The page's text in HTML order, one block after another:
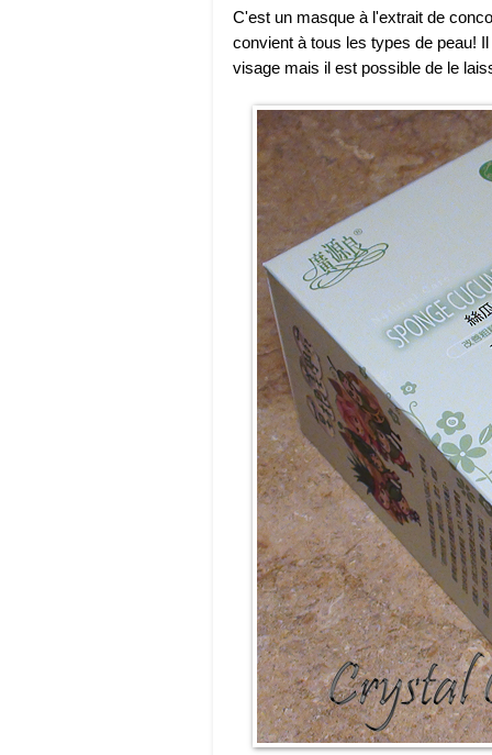
C'est un masque à l'extrait de
convient à tous les types de peau!
visage mais il est possible de le